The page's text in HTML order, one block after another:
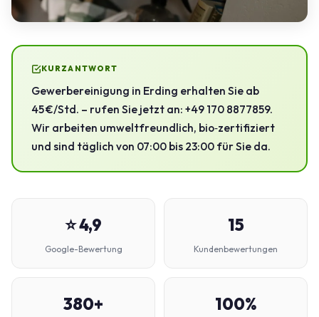
KURZANTWORT
Gewerbereinigung in Erding erhalten Sie ab
45 €/Std. – rufen Sie jetzt an: +49 170 8877859.
Wir arbeiten umweltfreundlich, bio‑zertifiziert
und sind täglich von 07:00 bis 23:00 für Sie da.
⭐ 4,9
Google-Bewertung
15
Kundenbewertungen
380+ 100%